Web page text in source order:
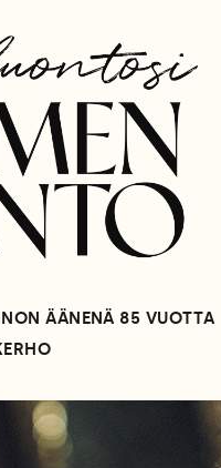
ÄÄNENÄ 85 VUOTTA